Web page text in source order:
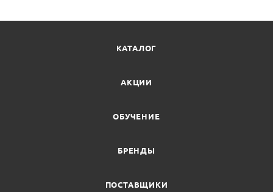
КАТАЛОГ
АКЦИИ
ОБУЧЕНИЕ
БРЕНДЫ
ПОСТАВЩИКИ